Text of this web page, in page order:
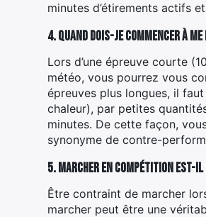
minutes d’étirements actifs
4. Quand dois-je commencer à
Lors d’une épreuve courte
météo, vous pourrez vous
épreuves plus longues, il
chaleur), par petites
minutes. De cette façon,
synonyme de contre-
5. Marcher en compétition est-il
Être contraint de marcher
marcher peut être une